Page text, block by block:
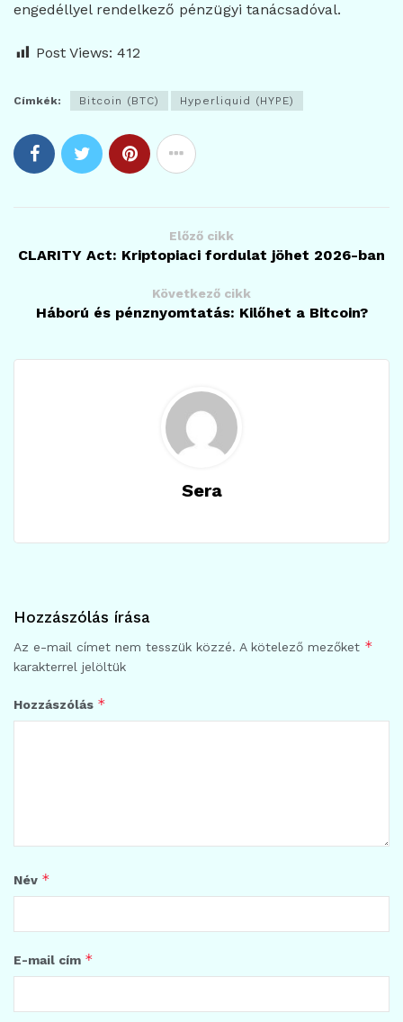
engedéllyel rendelkező pénzügyi tanácsadóval.
Post Views: 412
Címkék: Bitcoin (BTC) Hyperliquid (HYPE)
Előző cikk
CLARITY Act: Kriptopiaci fordulat jöhet 2026-ban
Következő cikk
Háború és pénznyomtatás: Kilőhet a Bitcoin?
Sera
Hozzászólás írása
Az e-mail címet nem tesszük közzé. A kötelező mezőket *
karakterrel jelöltük
Hozzászólás *
Név *
E-mail cím *